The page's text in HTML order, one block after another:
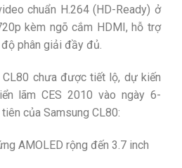
chuẩn H.264 (HD-Ready) ở
kèm ngõ cắm HDMI, hỗ trợ
phân giải đầy đủ.
CL80 chưa được tiết lộ, dự kiến
lãm CES 2010 vào ngày 6-
của Samsung CL80:
AMOLED rộng đến 3.7 inch